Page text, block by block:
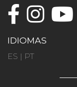
IDIOMAS
ES | PT